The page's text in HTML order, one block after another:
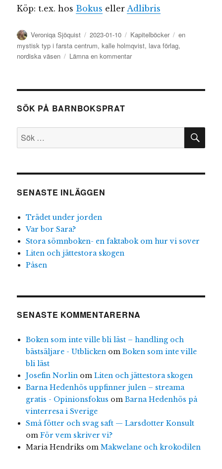
Köp: t.ex. hos Bokus eller Adlibris
Författare
Veroniqa Sjöquist
Publicerat
den
2023-01-10 Kategorier
Kapitelböcker Etiketter
en
mystisk typ i farsta centrum,kalle holmqvist, lava förlag,
nordiska väsen
Lämna en kommentartill
typ
SÖK PÅ BARNBOKSPRAT
Sök
SENASTE INLÄGGEN
Trädet under jorden
Var bor Sara?
Stora sömnboken- en faktabok om hur vi sover
Liten och jättestora skogen
Påsen
SENASTE KOMMENTARERNA
Boken som inte ville bli läst – handling och
bästsäljare - Utblickenom Boken som inte ville
bli läst
Josefin Norlinom Liten och jättestora skogen
Barna Hedenhös uppfinner julen – streama
gratis - Opinionsfokus om Barna Hedenhös på
vinterresa i Sverige
Små fötter och svag saft — Larsdotter Konsult
om För vem skriver vi?
Maria Hendriks om Makwelane och krokodilen